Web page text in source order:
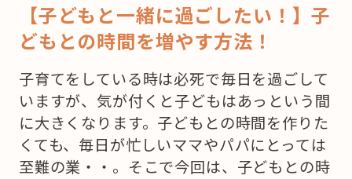
【子どもと一緒に過ごしたい！】子
どもとの時間を増やす方法！
子育てをしている時は必死で毎日を過ごして
いますが、気が付くと子どもはあっという間
に大きくなります。子どもとの時間を作りた
くても、毎日が忙しいママやパパにとっては
至難の業・・。そこで今回は、子どもとの時